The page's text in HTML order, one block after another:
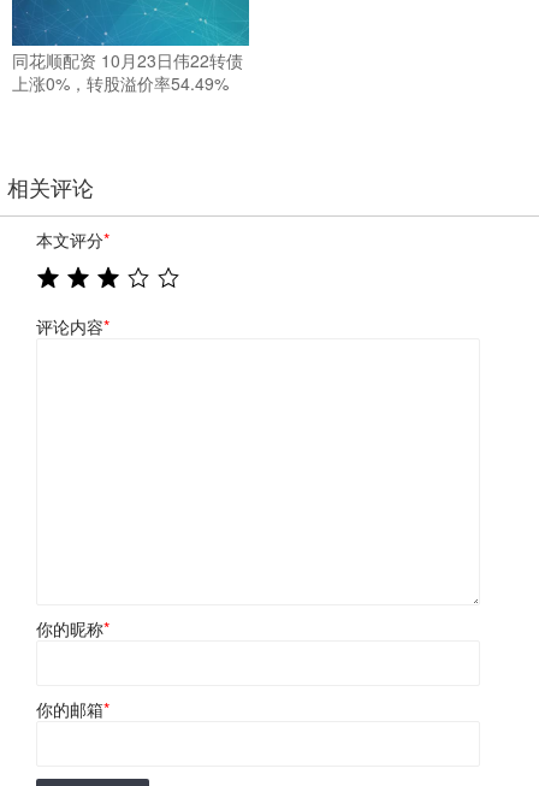
同花顺配资 10月23日伟22转债
上涨0%，转股溢价率54.49%
相关评论
本文评分*
评论内容*
你的昵称*
你的邮箱*